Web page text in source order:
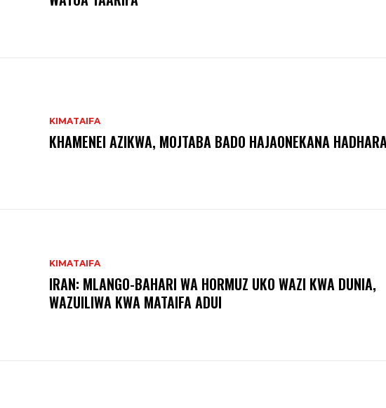
KIMATAIFA
KHAMENEI AZIKWA, МОЈТАВА ВADO HAJAONEKANA
KIMATAIFA
IRAN: MLANGO-BAHARI WA HORMUZ UKO WAZI KWA DUNIA,
WAZUILIWA KWA MATAIFA ADUI